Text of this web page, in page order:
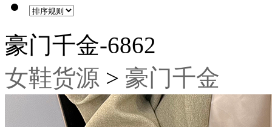
豪门千金-6862
女鞋货源 > 豪门千金